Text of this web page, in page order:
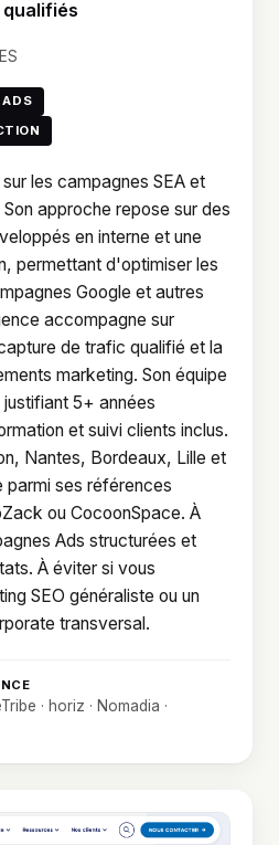
qualifiés
ADS
les campagnes SEA et
approche repose sur des
en interne et une
permettant d'optimiser les
Google et autres
accompagne sur
de trafic qualifié et la
marketing. Son équipe
5+ années
et suivi clients inclus.
Nantes, Bordeaux, Lille et
parmi ses références
ou CocoonSpace. À
Ads structurées et
À éviter si vous
SEO généraliste ou un
transversal.
· horiz · Nomadia ·